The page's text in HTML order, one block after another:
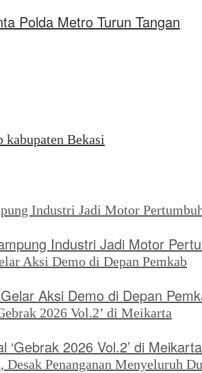
Polda Metro Turun Tangan
Industri Jadi Motor
Aksi Demo di Depan
2026 Vol.2’ di Meikarta